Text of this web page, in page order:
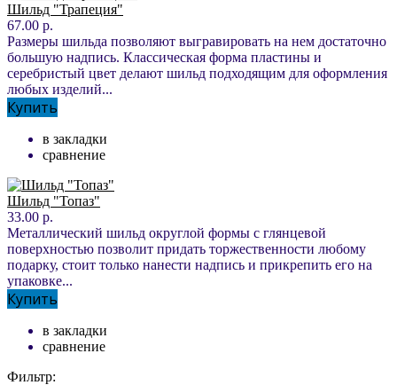
Шильд "Трапеция"
67.00 р.
Размеры шильда позволяют выгравировать на нем достаточно
большую надпись. Классическая форма пластины и
серебристый цвет делают шильд подходящим для оформления
любых изделий...
Купить
в закладки
сравнение
Шильд "Топаз"
33.00 р.
Металлический шильд округлой формы с глянцевой
поверхностью позволит придать торжественности любому
подарку, стоит только нанести надпись и прикрепить его на
упаковке...
Купить
в закладки
сравнение
Фильтр: